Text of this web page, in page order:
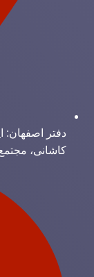
دفتر اصفهان:
کاشانی، مجتمع